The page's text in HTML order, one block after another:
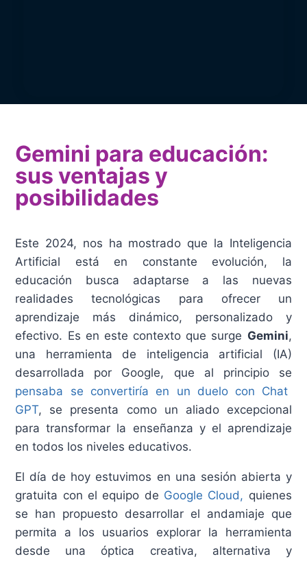
Gemini para educación:
sus ventajas y
posibilidades
Este 2024, nos ha mostrado que la Inteligencia
Artificial está en constante evolución, la
educación busca adaptarse a las nuevas
realidades tecnológicas para ofrecer un
aprendizaje más dinámico, personalizado y
efectivo. Es en este contexto que surge Gemini,
una herramienta de inteligencia artificial (IA)
desarrollada por Google, que al principio se
pensaba se convertiría en un duelo con Chat
GPT, se presenta como un aliado excepcional
para transformar la enseñanza y el aprendizaje
en todos los niveles educativos.
El día de hoy estuvimos en una sesión abierta y
gratuita con el equipo de Google Cloud, quienes
se han propuesto desarrollar el andamiaje que
permita a los usuarios explorar la herramienta
desde una óptica creativa, alternativa y